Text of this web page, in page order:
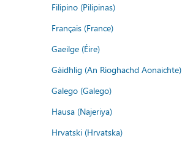
Filipino (Pilipinas)
Français (France)
Gaeilge (Éire)
Gàidhlig (An Rìoghachd Aonaichte)
Galego (Galego)
Hausa (Najeriya)
Hrvatski (Hrvatska)